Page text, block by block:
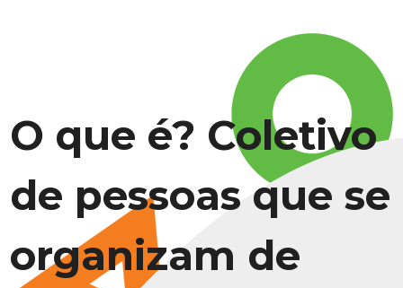
O que é? Coletivo
de pessoas que se
organizam de